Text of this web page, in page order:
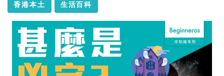
香港本土 生活百科